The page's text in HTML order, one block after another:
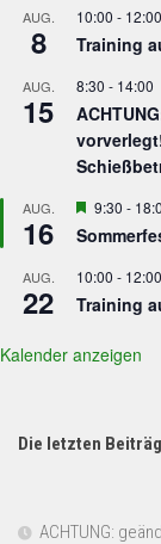
AUG.
8
10:00 - 12:00
Training
AUG.
15
8:30 - 14:00
AUG.
16
9:30 -
AUG.
22
10:00 - 12:00
Training
Kalender anzeigen
Die letzten
ACHTUNG: